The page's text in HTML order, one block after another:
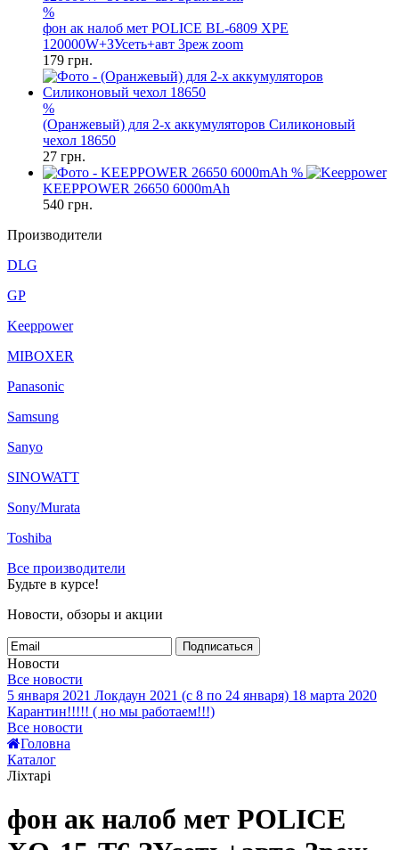
%
фон ак налоб мет POLICE BL-6809 XPE
120000W+ЗУсеть+авт 3реж zoom
179 грн.
%
(Оранжевый) для 2-х аккумуляторов Силиконовый
чехол 18650
27 грн.
%
KEEPPOWER 26650 6000mAh
540 грн.
Производители
DLG
GP
Keeppower
MIBOXER
Panasonic
Samsung
Sanyo
SINOWATT
Sony/Murata
Toshiba
Все производители
Будьте в курсе!
Новости, обзоры и акции
Подписаться
Новости
Все новости
5 января 2021 Локдаун 2021 (с 8 по 24 января) 18 марта 2020
Карантин!!!!! ( но мы работаем!!!)
Все новости
Головна
Каталог
Ліхтарі
фон ак налоб мет POLICE